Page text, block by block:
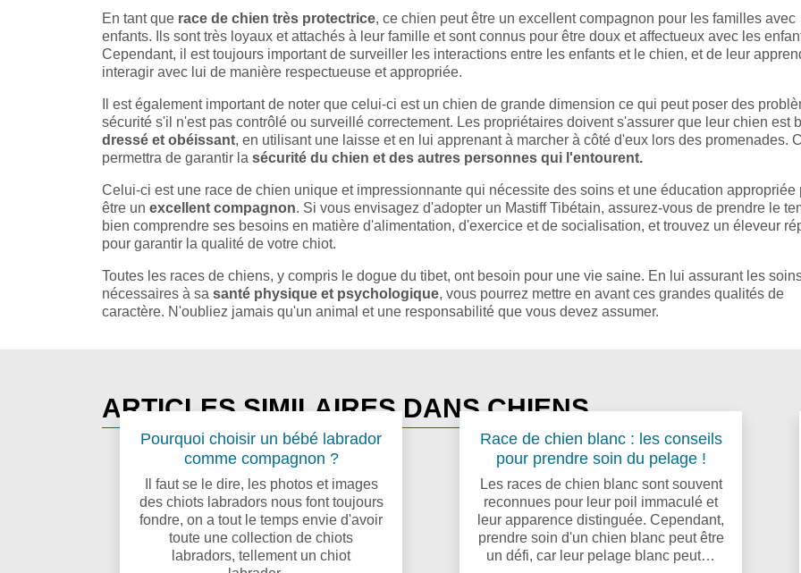
En tant que race de chien très protectrice, ce chien peut être un excellent compagnon pour les familles avec
enfants. Ils sont très loyaux et attachés à leur famille et sont connus pour être doux et affectueux avec les
Cependant, il est toujours important de surveiller les interactions entre les enfants et le chien, et de leur
interagir avec lui de manière respectueuse et appropriée.
Il est également important de noter que celui-ci est un chien de grande dimension ce qui peut poser des
sécurité s'il n'est pas contrôlé ou surveillé correctement. Les propriétaires doivent s'assurer que leur chien est
dressé et obéissant, en utilisant une laisse et en lui apprenant à marcher à côté d'eux lors des promenades.
permettra de garantir la sécurité du chien et des autres personnes qui l'entourent.
Celui-ci est une race de chien unique et impressionnante qui nécessite des soins et une éducation appropriée
être un excellent compagnon. Si vous envisagez d'adopter un Mastiff Tibétain, assurez-vous de prendre le
bien comprendre ses besoins en matière d'alimentation, d'exercice et de socialisation, et trouvez un éleveur
pour garantir la qualité de votre chiot.
Toutes les races de chiens, y compris le dogue du tibet, ont besoin pour une vie saine. En lui assurant les
nécessaires à sa santé physique et psychologique, vous pourrez mettre en avant ces grandes qualités de
caractère. N'oubliez jamais qu'un animal et une responsabilité que vous devez assumer.
ARTICLES SIMILAIRES DANS CHIENS
Pourquoi choisir un bébé labrador
comme compagnon ?
Il faut se le dire, les photos et images
des chiots labradors nous font toujours
fondre, on a tout le temps envie d'avoir
toute une collection de chiots
labradors, tellement un chiot
Race de chien blanc : les conseils
pour prendre soin du pelage !
Les races de chien blanc sont souvent
reconnues pour leur poil immaculé et
leur apparence distinguée. Cependant,
prendre soin d'un chien blanc peut être
un défi, car leur pelage blanc peut…